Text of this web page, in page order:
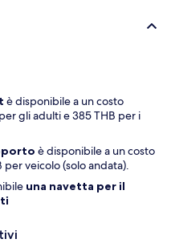
è disponibile a un costo
gli adulti e 385 THB per i
è disponibile a un costo
veicolo (solo andata).
una navetta per il